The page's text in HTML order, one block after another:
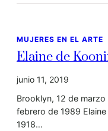
MUJERES EN EL ARTE
Elaine de
junio 11, 2019
Brooklyn, 12 de
febrero de 1989
1918…